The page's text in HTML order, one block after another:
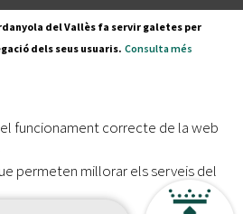
butlletí
de dades
del Vallès fa servir galetes per
dels seus usuaris. Consulta més
funcionament correcte de la web
permeten millorar els serveis del